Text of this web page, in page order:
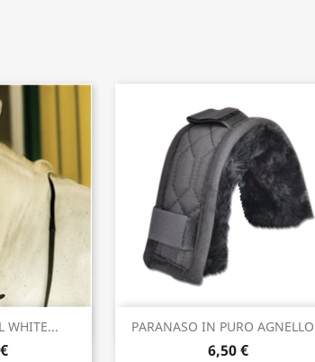
WHITE... PARANASO IN PURO
6,50 €
 Anteprima